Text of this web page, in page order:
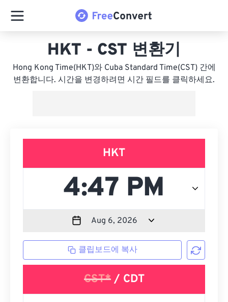
HKT - CST 변환기
Hong Kong Time(HKT)와 Cuba Standard Time(CST) 간에
변환합니다. 시간을 변경하려면 시간 필드를 클릭하세요.
HKT
클립보드에 복사
CST*/ CDT